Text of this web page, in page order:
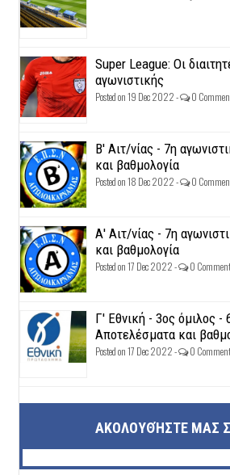
Super League: Οι
αγωνιστικής
Posted on 19 Dec 2022 - 0
Β' Αιτ/νίας - 7η
και βαθμολογία
Posted on 18 Dec 2022 - 0
Α' Αιτ/νίας - 7η
και βαθμολογία
Posted on 17 Dec 2022 - 0
Γ' Εθνική - 3ος όμιλος -
Αποτελέσματα και
Posted on 17 Dec 2022 - 0
ΑΚΟΛΟΥΘΉΣΤΕ ΜΑΣ